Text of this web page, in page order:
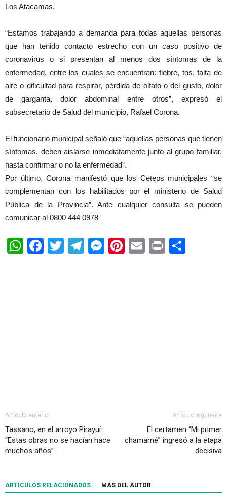
Los Atacamas.
“Estamos trabajando a demanda para todas aquellas personas
que han tenido contacto estrecho con un caso positivo de
coronavirus o si presentan al menos dos síntomas de la
enfermedad, entre los cuales se encuentran: fiebre, tos, falta de
aire o dificultad para respirar, pérdida de olfato o del gusto, dolor
de garganta, dolor abdominal entre otros”, expresó el
subsecretario de Salud del municipio, Rafael Corona.
El funcionario municipal señaló que “aquellas personas que tienen
síntomas, deben aislarse inmediatamente junto al grupo familiar,
hasta confirmar o no la enfermedad”.
Por último, Corona manifestó que los Ceteps municipales “se
complementan con los habilitados por el ministerio de Salud
Pública de la Provincia”. Ante cualquier consulta se pueden
comunicar al 0800 444 0978
WhatsApp
Facebook
TwitterTelegram
Messenger
Pinterest
EmailPrint
Artículo anterior
Tassano, en el arroyo Pirayuí:
“Estas obras no se hacían hace
muchos años”
Artículo siguiente
El certamen “Mi primer
chamamé” ingresó a la etapa
decisiva
ARTÍCULOS RELACIONADOS MÁS DEL AUTOR